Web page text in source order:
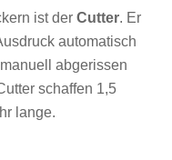
ist der Cutter. Er
automatisch
abgerissen
schaffen 1,5
lange.